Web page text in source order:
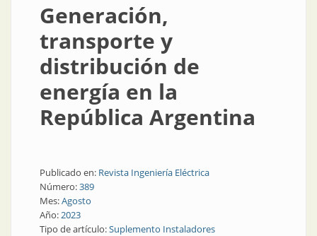
Generación,
transporte y
distribución de
energía en la
República Argentina
Publicado en: Revista Ingeniería Eléctrica
Número:389
Mes:Agosto
Año:2023
Tipo de artículo:Suplemento Instaladores